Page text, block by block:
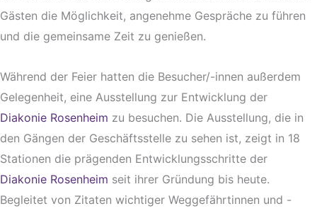
Gästen die Möglichkeit, angenehme Gespräche zu führen
und die gemeinsame Zeit zu genießen.
Während der Feier hatten die Besucher/-innen außerdem
Gelegenheit, eine Ausstellung zur Entwicklung der
Diakonie Rosenheim zu besuchen. Die Ausstellung, die in
den Gängen der Geschäftsstelle zu sehen ist, zeigt in 18
Stationen die prägenden Entwicklungsschritte der
Diakonie Rosenheim seit ihrer Gründung bis heute.
Begleitet von Zitaten wichtiger Weggefährtinnen und -